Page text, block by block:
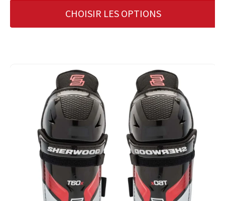
CHOISIR LES OPTIONS